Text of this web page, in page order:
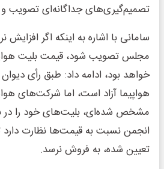
تصمیم‌گیری‌های جداگانه‌ای تصویب
سامانی با اشاره به اینکه اگر
مجلس تصویب شود، قیمت بلیت
خواهد بود، ادامه داد: طبق رأی
هواپیما آزاد است، اما شرکت‌های
مشخص شده‌ای، بلیت‌های خود را در
انجمن نسبت به قیمت‌ها نظارت دارد
تعیین شده، به فروش نرسد.